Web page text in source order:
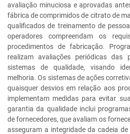
avaliação minuciosa e aprovadas
fábrica de comprimidos de citrato de
qualificados de treinamento de
operadores compreendam os
procedimentos de fabricação.
realizam avaliações periódicas das
sistemas de qualidade, visando
melhoria. Os sistemas de ações
quaisquer desvios em relação aos
implementam medidas para evitar
garantia da qualidade inclui
de fornecedores, que avaliam os
asseguram a integridade da cadeia